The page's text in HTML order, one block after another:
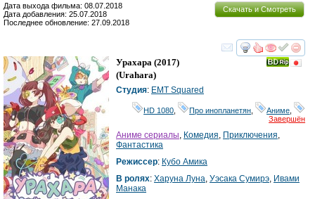
Скачать и Смотреть
Дата выхода фильма: 08.07.2018
Дата добавления: 25.07.2018
Последнее обновление: 27.09.2018
смотреть
Урахара (2017)
(Urahara)
Студия: EMT Squared
HD 1080 Про инопланетян Аниме
Завершён
Аниме сериалы, Комедия, Приключения,
Фантастика
Режиссер: Кубо Амика
В ролях: Харуна Луна, Уэсака Сумирэ, Ивами
Манака